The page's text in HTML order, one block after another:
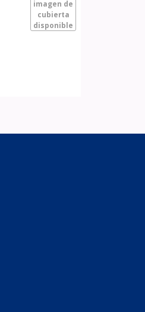
imagen de
cubierta
disponible